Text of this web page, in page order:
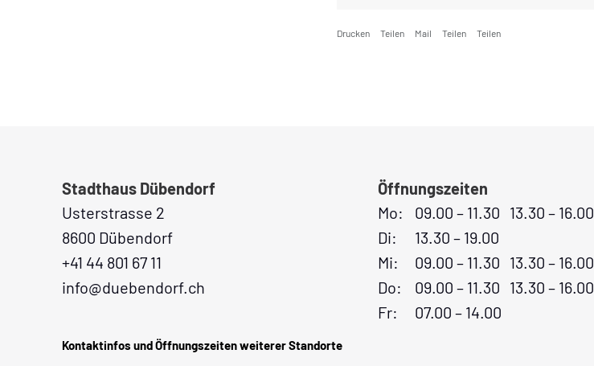
Drucken Teilen Mail Teilen Teilen
Stadthaus Dübendorf
Usterstrasse 2
8600 Dübendorf
+41 44 801 67 11
info@duebendorf.ch
Öffnungszeiten
Mo:
09.00 – 11.30 13.30 – 16.00
Di:
13.30 – 19.00
Mi:
09.00 – 11.30 13.30 – 16.00
Do:
09.00 – 11.30 13.30 – 16.00
Fr:
07.00 – 14.00
Kontaktinfos und Öffnungszeiten weiterer Standorte